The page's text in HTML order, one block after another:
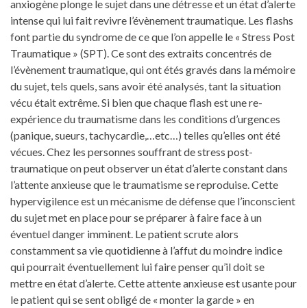
anxiogène plonge le sujet dans une détresse et un état d’alerte
intense qui lui fait revivre l’évènement traumatique. Les flashs
font partie du syndrome de ce que l’on appelle le « Stress Post
Traumatique » (SPT). Ce sont des extraits concentrés de
l’évènement traumatique, qui ont étés gravés dans la mémoire
du sujet, tels quels, sans avoir été analysés, tant la situation
vécu était extrême. Si bien que chaque flash est une re-
expérience du traumatisme dans les conditions d’urgences
(panique, sueurs, tachycardie,…etc…) telles qu’elles ont été
vécues. Chez les personnes souffrant de stress post-
traumatique on peut observer un état d’alerte constant dans
l’attente anxieuse que le traumatisme se reproduise. Cette
hypervigilence est un mécanisme de défense que l’inconscient
du sujet met en place pour se préparer à faire face à un
éventuel danger imminent. Le patient scrute alors
constamment sa vie quotidienne à l’affut du moindre indice
qui pourrait éventuellement lui faire penser qu’il doit se
mettre en état d’alerte. Cette attente anxieuse est usante pour
le patient qui se sent obligé de « monter la garde » en